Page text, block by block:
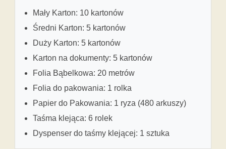
Mały Karton: 10 kartonów
Średni Karton: 5 kartonów
Duży Karton: 5 kartonów
Karton na dokumenty: 5 kartonów
Folia Bąbelkowa: 20 metrów
Folia do pakowania: 1 rolka
Papier do Pakowania: 1 ryza (480 arkuszy)
Taśma klejąca: 6 rolek
Dyspenser do taśmy klejącej: 1 sztuka